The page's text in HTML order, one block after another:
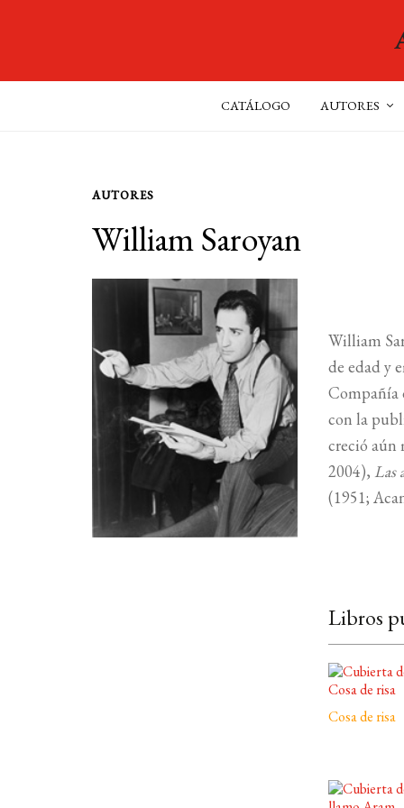
CATÁLOGO AUTORES
AUTORES
William Saroyan
William
de edad y
Compañía
con la
creció aún
2004), Las
(1951;
Libros
Cosa de risa